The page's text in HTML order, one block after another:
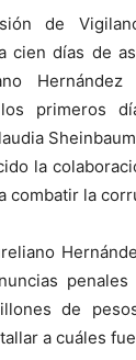
de
cien días de
primeros
la
combatir la
de
a cuáles